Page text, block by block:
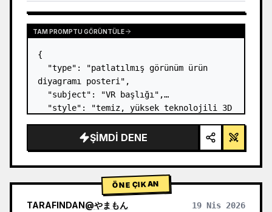
TAM PROMPTU GÖRÜNTÜLE
{
  "type": "patlatılmış görünüm ürün
diyagramı posteri",
  "subject": "VR başlığı",
  "style": "temiz, yüksek teknolojili 3D
vurgular",
  "background": "{argument
default=\"yumuşak mor ve mavi gr…
ŞIMDI DENE
ÖNE ÇIKAN
TARAFINDAN@やまもん 19 Nis 2026